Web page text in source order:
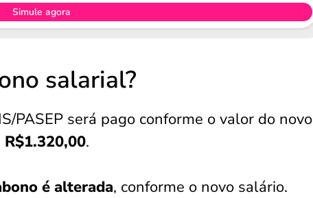
Simule agora
salarial?
PASEP será pago conforme o valor do novo
R$1.320,00.
é alterada, conforme o novo salário.